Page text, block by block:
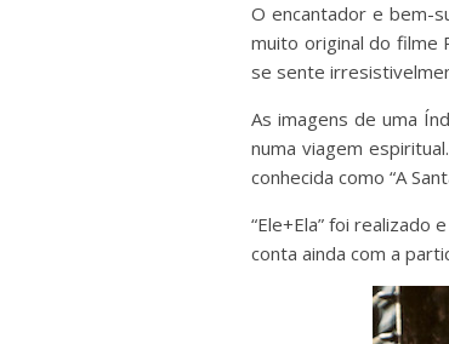
O encantador e bem-
muito original do filme
se sente
As imagens de uma
numa viagem
conhecida como “A
“Ele+Ela” foi
conta ainda com a